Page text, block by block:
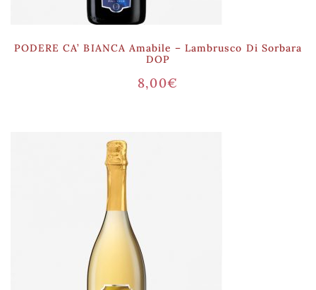
PODERE CA’ BIANCA Amabile – Lambrusco Di Sorbara
DOP
8,00€